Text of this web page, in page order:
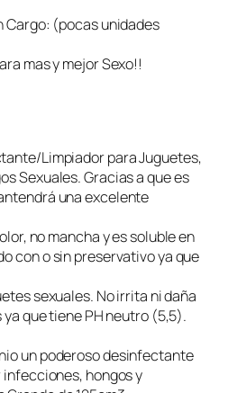
Cargo: (pocas unidades
mas y mejor Sexo!!
Limpiador para Juguetes,
Sexuales. Gracias a que es
una excelente
no mancha y es soluble en
con o sin preservativo ya que
sexuales. No irrita ni daña
que tiene PH neutro (5,5).
un poderoso desinfectante
hongos y